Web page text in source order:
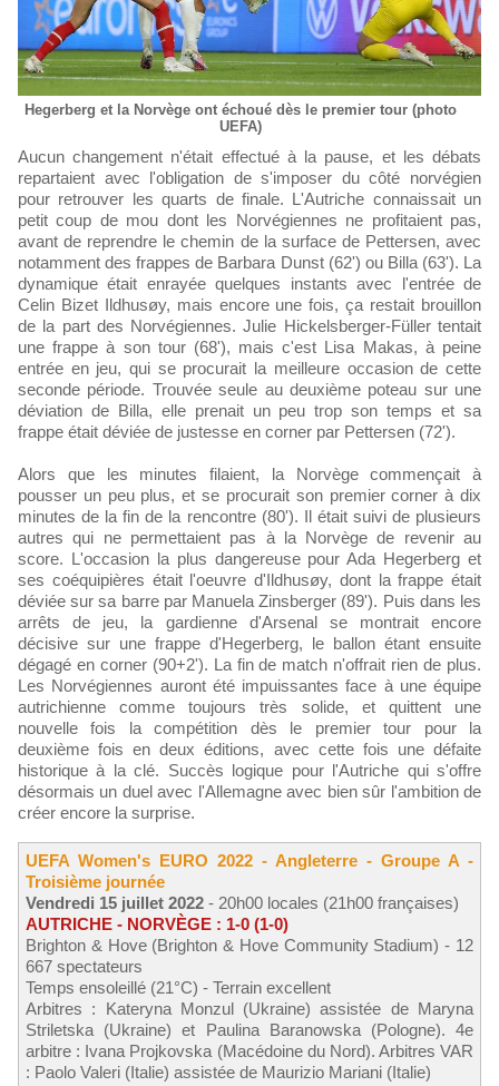
Hegerberg et la Norvège ont échoué dès le premier tour (photo
UEFA)
Aucun changement n'était effectué à la pause, et les débats
repartaient avec l'obligation de s'imposer du côté norvégien
pour retrouver les quarts de finale. L'Autriche connaissait un
petit coup de mou dont les Norvégiennes ne profitaient pas,
avant de reprendre le chemin de la surface de Pettersen, avec
notamment des frappes de Barbara Dunst (62') ou Billa (63'). La
dynamique était enrayée quelques instants avec l'entrée de
Celin Bizet Ildhusøy, mais encore une fois, ça restait brouillon
de la part des Norvégiennes. Julie Hickelsberger-Füller tentait
une frappe à son tour (68'), mais c'est Lisa Makas, à peine
entrée en jeu, qui se procurait la meilleure occasion de cette
seconde période. Trouvée seule au deuxième poteau sur une
déviation de Billa, elle prenait un peu trop son temps et sa
frappe était déviée de justesse en corner par Pettersen (72').
Alors que les minutes filaient, la Norvège commençait à
pousser un peu plus, et se procurait son premier corner à dix
minutes de la fin de la rencontre (80'). Il était suivi de plusieurs
autres qui ne permettaient pas à la Norvège de revenir au
score. L'occasion la plus dangereuse pour Ada Hegerberg et
ses coéquipières était l'oeuvre d'Ildhusøy, dont la frappe était
déviée sur sa barre par Manuela Zinsberger (89'). Puis dans les
arrêts de jeu, la gardienne d'Arsenal se montrait encore
décisive sur une frappe d'Hegerberg, le ballon étant ensuite
dégagé en corner (90+2'). La fin de match n'offrait rien de plus.
Les Norvégiennes auront été impuissantes face à une équipe
autrichienne comme toujours très solide, et quittent une
nouvelle fois la compétition dès le premier tour pour la
deuxième fois en deux éditions, avec cette fois une défaite
historique à la clé. Succès logique pour l'Autriche qui s'offre
désormais un duel avec l'Allemagne avec bien sûr l'ambition de
créer encore la surprise.
UEFA Women's EURO 2022 - Angleterre - Groupe A -
Troisième journée
Vendredi 15 juillet 2022 - 20h00 locales (21h00 françaises)
AUTRICHE - NORVÈGE : 1-0 (1-0)
Brighton & Hove (Brighton & Hove Community Stadium) - 12
667 spectateurs
Temps ensoleillé (21°C) - Terrain excellent
Arbitres : Kateryna Monzul (Ukraine) assistée de Maryna
Striletska (Ukraine) et Paulina Baranowska (Pologne). 4e
arbitre : Ivana Projkovska (Macédoine du Nord). Arbitres VAR
: Paolo Valeri (Italie) assistée de Maurizio Mariani (Italie)